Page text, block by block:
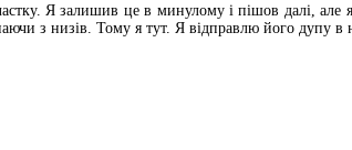
Я залишив це в минулому і пішов далі, але я
з низів. Тому я тут. Я відправлю його дупу в